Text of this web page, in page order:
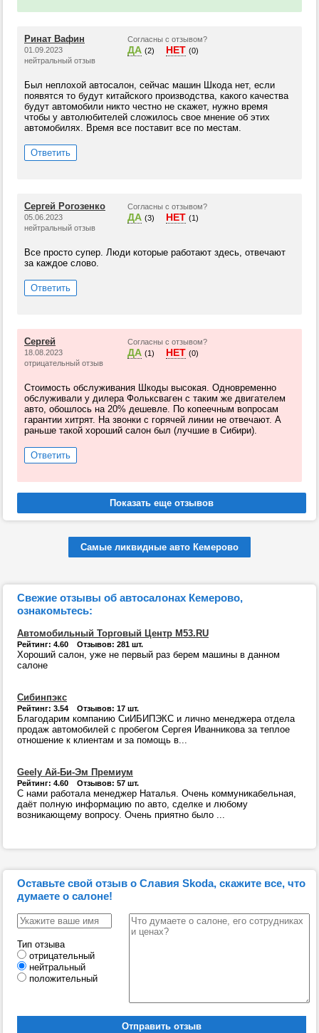
Ринат Вафин
01.09.2023
нейтральный отзыв
Согласны с отзывом?
ДА (2) НЕТ (0)
Был неплохой автосалон, сейчас машин Шкода нет, если
появятся то будут китайского производства, какого качества
будут автомобили никто честно не скажет, нужно время
чтобы у автолюбителей сложилось свое мнение об этих
автомобилях. Время все поставит все по местам.
Ответить
Сергей Рогозенко
05.06.2023
нейтральный отзыв
Согласны с отзывом?
ДА (3) НЕТ (1)
Все просто супер. Люди которые работают здесь, отвечают
за каждое слово.
Ответить
Сергей
18.08.2023
отрицательный отзыв
Согласны с отзывом?
ДА (1) НЕТ (0)
Стоимость обслуживания Шкоды высокая. Одновременно
обслуживали у дилера Фольксваген с таким же двигателем
авто, обошлось на 20% дешевле. По копеечным вопросам
гарантии хитрят. На звонки с горячей линии не отвечают. А
раньше такой хороший салон был (лучшие в Сибири).
Ответить
Самые ликвидные авто Кемерово
Свежие отзывы об автосалонах Кемерово,
ознакомьтесь:
Автомобильный Торговый Центр М53.RU
Рейтинг: 4.60 Отзывов: 281 шт.
Хороший салон, уже не первый раз берем машины в данном
салоне
Сибинпэкс
Рейтинг: 3.54 Отзывов: 17 шт.
Благодарим компанию СиИБИПЭКС и лично менеджера отдела
продаж автомобилей с пробегом Сергея Иванникова за теплое
отношение к клиентам и за помощь в...
Geely Ай-Би-Эм Премиум
Рейтинг: 4.60 Отзывов: 57 шт.
С нами работала менеджер Наталья. Очень коммуникабельная,
даёт полную информацию по авто, сделке и любому
возникающему вопросу. Очень приятно было ...
Оставьте свой отзыв о Славия Skoda, скажите все, что
думаете о салоне!
Тип отзыва
отрицательный
нейтральный
положительный